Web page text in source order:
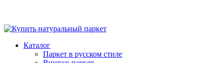
Каталог
Паркет в русском стиле